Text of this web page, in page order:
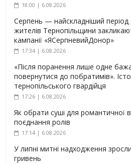
18:00 | 6.08.2026
Серпень — найскладніший період
жителів Тернопільщини
кампанії «ЯСерпневийДонор»
17:34 | 6.08.2026
«Після поранення лише одне
повернутися до побратимів».
тернопільського гвардійця
17:26 | 6.08.2026
Як обрати суші для романтичної
поєднання ролів
17:14 | 6.08.2026
У липні митні надходження
гривень